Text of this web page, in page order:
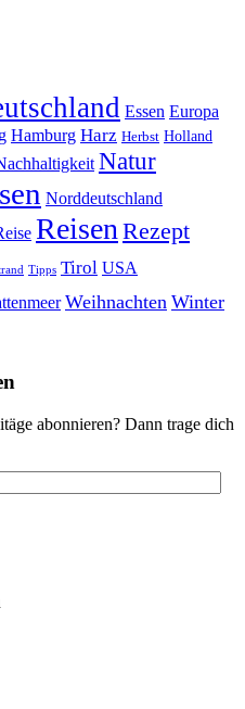
Essen Europa
Hamburg Harz Herbst Holland
Natur
Norddeutschland
ReisenRezept
Tipps Tirol USA
Weihnachten Winter
abonnieren? Dann trage dich